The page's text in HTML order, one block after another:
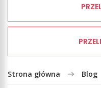
Strona główna Blog